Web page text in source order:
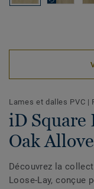
Lames et dalles PVC |
iD Square
Oak
Découvrez la
Loose-Lay, conçue